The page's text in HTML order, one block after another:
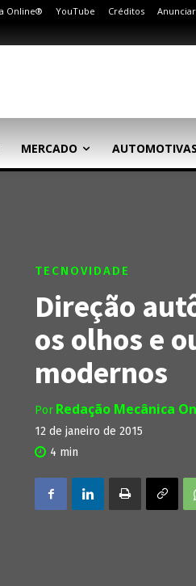
Online® YouTube Créditos Anunciar
MERCADO AUTOMOTIVAS
TECNOVIDADE
Direção
os olhos e
modernos
Por Redação Mecânica
12 de janeiro de 2015
4 min